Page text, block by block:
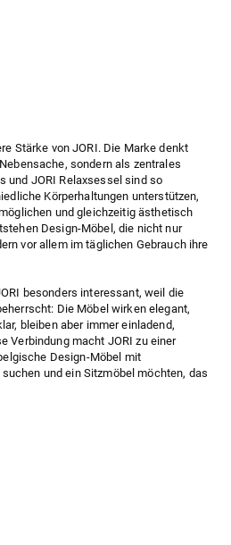
Stärke von JORI. Die Marke denkt
sondern als zentrales
und JORI Relaxsessel sind so
Körperhaltungen unterstützen,
und gleichzeitig ästhetisch
Design-Möbel, die nicht nur
vor allem im täglichen Gebrauch ihre
besonders interessant, weil die
Die Möbel wirken elegant,
bleiben aber immer einladend,
Verbindung macht JORI zu einer
Design-Möbel mit
und ein Sitzmöbel möchten, das